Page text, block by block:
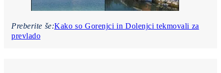
Preberite še:Kako so Gorenjci in Dolenjci tekmovali za
prevlado